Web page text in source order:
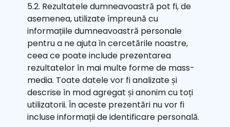
5.2. Rezultatele dumneavoastră pot fi, de
asemenea, utilizate împreună cu
informațiile dumneavoastră personale
pentru a ne ajuta în cercetările noastre,
ceea ce poate include prezentarea
rezultatelor în mai multe forme de mass-
media. Toate datele vor fi analizate și
descrise în mod agregat și anonim cu toți
utilizatorii. În aceste prezentări nu vor fi
incluse informații de identificare personală.